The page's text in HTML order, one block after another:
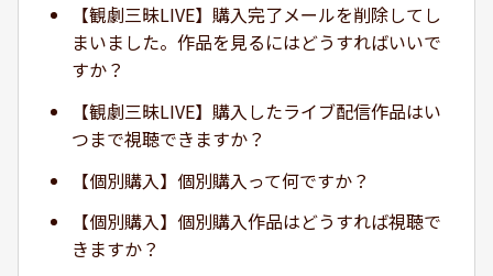
【観劇三昧LIVE】購入完了メールを削除してし
まいました。作品を見るにはどうすればいいで
すか？
【観劇三昧LIVE】購入したライブ配信作品はい
つまで視聴できますか？
【個別購入】個別購入って何ですか？
【個別購入】個別購入作品はどうすれば視聴で
きますか？